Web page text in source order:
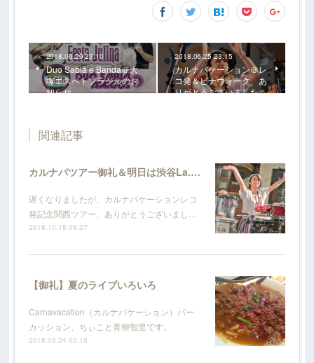
2018.06.29 23:10
Duo Sabia e Banda＠大
塚エスペトブラジルのお
知らせ
2018.06.25 23:15
カルナバケーション＠レ
コ発＆ビナウォーク あ
りがとうございました
関連記事
カルナバツアー御礼＆明日は渋谷La.mama
遅くなりましたが、カルナバケーションレコ
発記念関西ツアー、ありがとうございまし…
2018.10.18 06:27
【御礼】夏のライブいろいろ
Carnavacation（カルナバケーション）パー
カッション、ちぃこと青柳智里です。
2018.09.24 02:18